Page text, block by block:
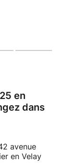
en
dans
avenue
en Velay